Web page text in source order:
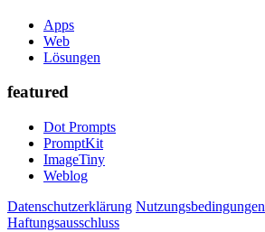
Apps
Web
Lösungen
featured
Dot Prompts
PromptKit
ImageTiny
Weblog
Datenschutzerklärung Nutzungsbedingungen
Haftungsausschluss